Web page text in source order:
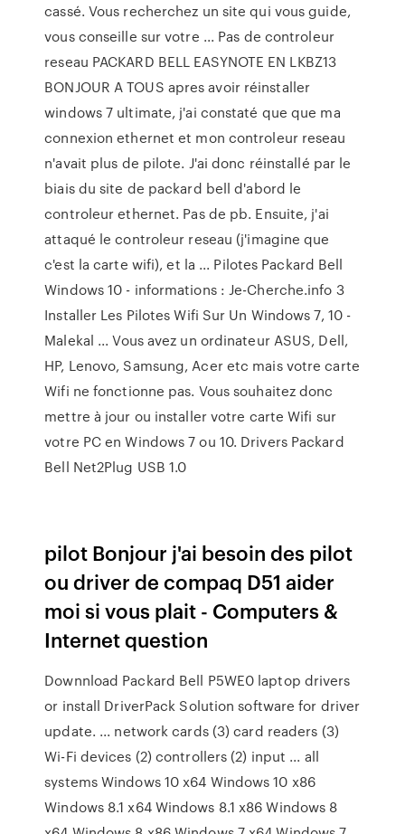
cassé. Vous recherchez un site qui vous guide,
vous conseille sur votre ... Pas de controleur
reseau PACKARD BELL EASYNOTE EN LKBZ13
BONJOUR A TOUS apres avoir réinstaller
windows 7 ultimate, j'ai constaté que que ma
connexion ethernet et mon controleur reseau
n'avait plus de pilote. J'ai donc réinstallé par le
biais du site de packard bell d'abord le
controleur ethernet. Pas de pb. Ensuite, j'ai
attaqué le controleur reseau (j'imagine que
c'est la carte wifi), et la ... Pilotes Packard Bell
Windows 10 - informations : Je-Cherche.info 3
Installer Les Pilotes Wifi Sur Un Windows 7, 10 -
Malekal ... Vous avez un ordinateur ASUS, Dell,
HP, Lenovo, Samsung, Acer etc mais votre carte
Wifi ne fonctionne pas. Vous souhaitez donc
mettre à jour ou installer votre carte Wifi sur
votre PC en Windows 7 ou 10. Drivers Packard
Bell Net2Plug USB 1.0
pilot Bonjour j'ai besoin des pilot
ou driver de compaq D51 aider
moi si vous plait - Computers &
Internet question
Downnload Packard Bell P5WE0 laptop drivers
or install DriverPack Solution software for driver
update. ... network cards (3) card readers (3)
Wi-Fi devices (2) controllers (2) input ... all
systems Windows 10 x64 Windows 10 x86
Windows 8.1 x64 Windows 8.1 x86 Windows 8